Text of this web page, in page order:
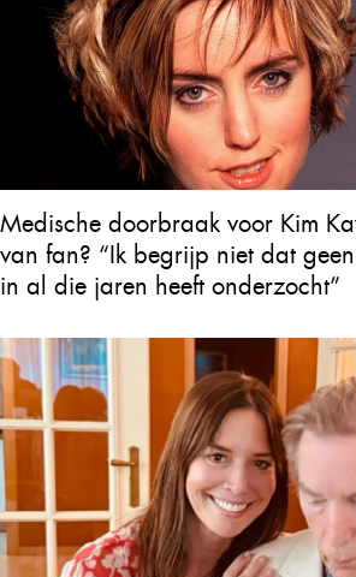
Medische doorbraak voor Kim
van fan? “Ik begrijp niet dat
in al die jaren heeft onderzocht”